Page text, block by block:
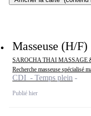
Masseuse (H/F)
SAROCHA THAI MASSAGE
Recherche masseuse spécialisé
CDI - Temps plein
Publié hier